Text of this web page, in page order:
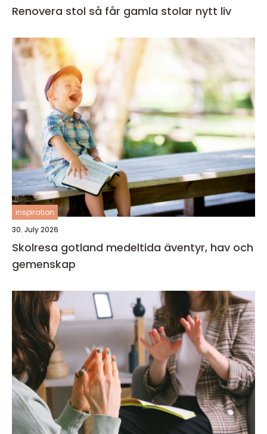
Renovera stol så får gamla stolar nytt liv
inspiration
30. July 2026
Skolresa gotland medeltida äventyr, hav och
gemenskap